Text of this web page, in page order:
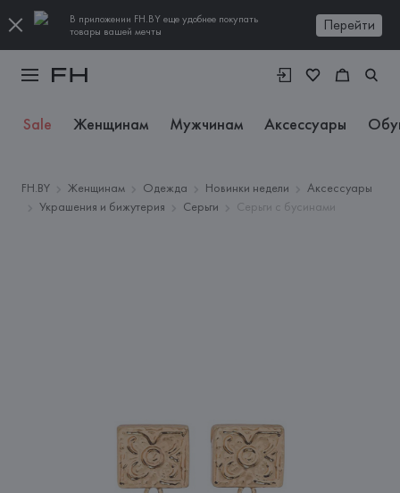
В приложении FH.BY еще удобнее покупать
товары вашей мечты
Перейти
Sale Женщинам Мужчинам Аксессуары
FH.BY Женщинам Одежда Новинки недели
Аксессуары
Украшения и бижутерия
Серьги Серьги с бусинами